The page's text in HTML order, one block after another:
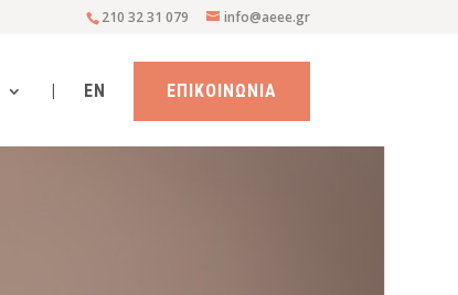
210 32 31 079 info@aeee.gr
| EN ΕΠΙΚΟΙΝΩΝΙΑ